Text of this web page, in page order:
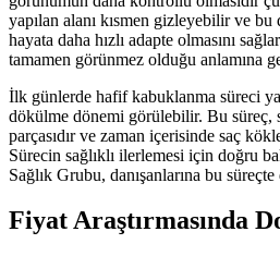
yapılan alanı kısmen gizleyebilir ve bu
hayata daha hızlı adapte olmasını
tamamen görünmez olduğu anlamına
İlk günlerde hafif kabuklanma süreci
dökülme dönemi görülebilir. Bu süreç,
parçasıdır ve zaman içerisinde saç
Sürecin sağlıklı ilerlemesi için doğru
Sağlık Grubu, danışanlarına bu
Fiyat Araştırmasında